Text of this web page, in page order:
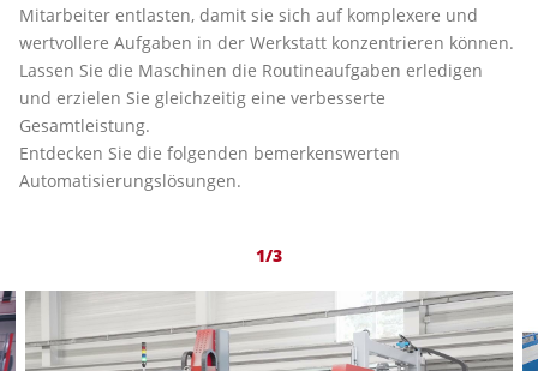
Mitarbeiter entlasten, damit sie sich auf komplexere und
wertvollere Aufgaben in der Werkstatt konzentrieren können.
Lassen Sie die Maschinen die Routineaufgaben erledigen
und erzielen Sie gleichzeitig eine verbesserte
Gesamtleistung.
Entdecken Sie die folgenden bemerkenswerten
Automatisierungslösungen.
1/3